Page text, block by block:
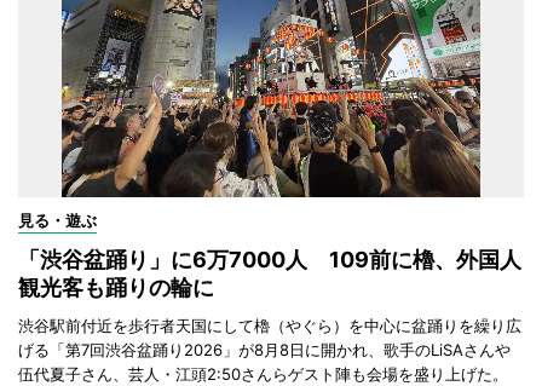
見る・遊ぶ
「渋谷盆踊り」に6万7000人 109前に櫓、外国人
観光客も踊りの輪に
渋谷駅前付近を歩行者天国にして櫓（やぐら）を中心に盆踊りを繰り広
げる「第7回渋谷盆踊り2026」が8月8日に開かれ、歌手のLiSAさんや
伍代夏子さん、芸人・江頭2:50さんらゲスト陣も会場を盛り上げた。